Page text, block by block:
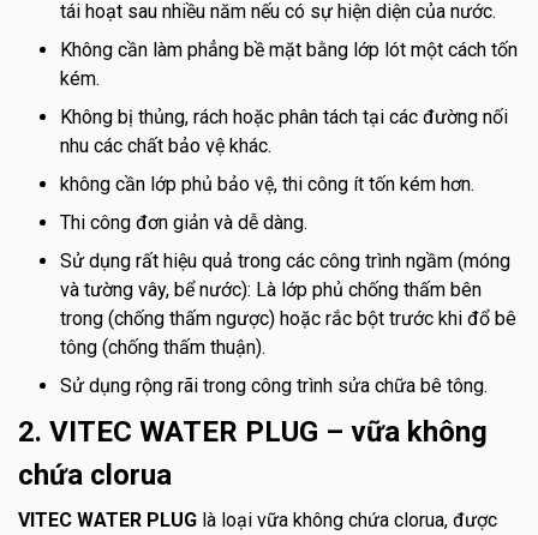
tái hoạt sau nhiều năm nếu có sự hiện diện của nước.
Không cần làm phẳng bề mặt bằng lớp lót một cách tốn
kém.
Không bị thủng, rách hoặc phân tách tại các đường nối
nhu các chất bảo vệ khác.
không cần lớp phủ bảo vệ, thi công ít tốn kém hơn.
Thi công đơn giản và dễ dàng.
Sử dụng rất hiệu quả trong các công trình ngầm (móng
và tường vây, bể nước): Là lớp phủ chống thấm bên
trong (chống thấm ngược) hoặc rắc bột trước khi đổ bê
tông (chống thấm thuận).
Sử dụng rộng rãi trong công trình sửa chữa bê tông.
2. VITEC WATER PLUG – vữa không
chứa clorua
VITEC WATER PLUG là loại vữa không chứa clorua, được